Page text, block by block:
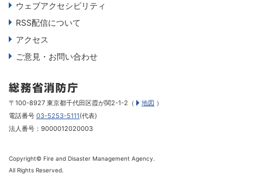
ウェブアクセシビリティ
RSS配信について
アクセス
ご意見・お問い合わせ
〒100-8927 東京都千代田区霞が関2-1-2（ 地図 ）
電話番号 03-5253-5111(代表)
法人番号：9000012020003
Copyright© Fire and Disaster Management Agency.
All Rights Reserved.